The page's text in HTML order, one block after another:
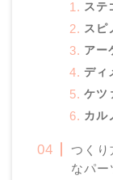
ステ
スピ
アー
ディ
ケツ
カル
つく
なパー